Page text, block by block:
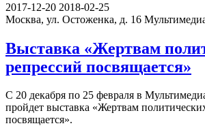
2017-12-20 2018-02-25
Москва, ул. Остоженка, д. 16
Выставка «Жертвам
репрессий посвящается»
С 20 декабря по 25 февраля в
пройдет выставка «Жертвам
посвящается».